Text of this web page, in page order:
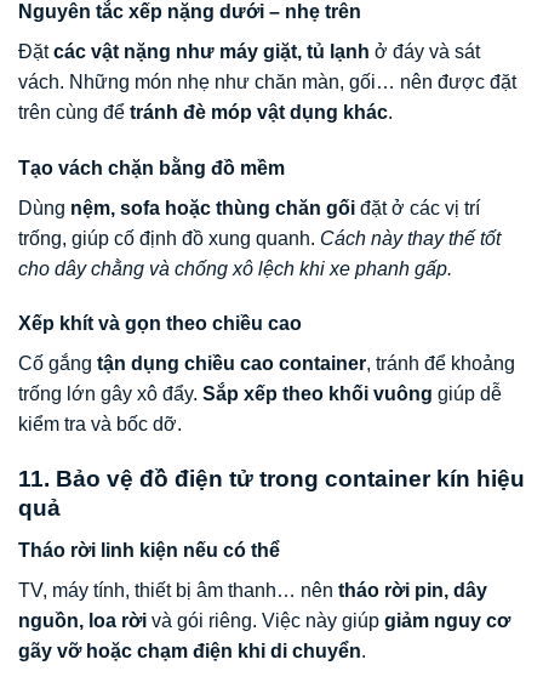
Nguyên tắc xếp nặng dưới – nhẹ trên
Đặtcác vật nặng như máy giặt, tủ lạnh ở đáy và sát
vách. Những món nhẹ như chăn màn, gối… nên được đặt
trên cùng để tránh đè móp vật dụng khác.
Tạo vách chặn bằng đồ mềm
Dùng nệm, sofa hoặc thùng chăn gối đặt ở các vị trí
trống, giúp cố định đồ xung quanh. Cách này thay thế tốt
cho dây chằng và chống xô lệch khi xe phanh gấp.
Xếp khít và gọn theo chiều cao
Cố gắng tận dụng chiều cao container, tránh để khoảng
trống lớn gây xô đẩy. Sắp xếp theo khối vuông giúp dễ
kiểm tra và bốc dỡ.
11. Bảo vệ đồ điện tử trong container kín hiệu
quả
Tháo rời linh kiện nếu có thể
TV, máy tính, thiết bị âm thanh… nên tháo rời pin, dây
nguồn, loa rời và gói riêng. Việc này giúp giảm nguy cơ
gãy vỡ hoặc chạm điện khi di chuyển.